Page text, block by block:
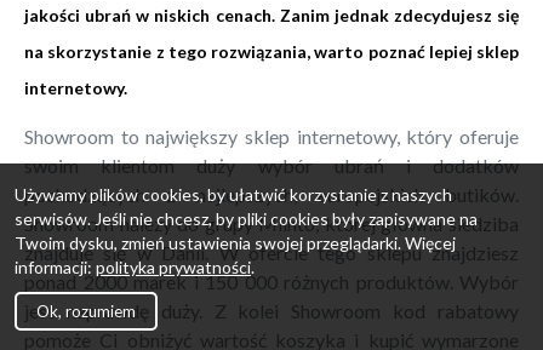
jakości ubrań w niskich cenach. Zanim jednak zdecydujesz się
na skorzystanie z tego rozwiązania, warto poznać lepiej sklep
internetowy.
Showroom to największy sklep internetowy, który oferuje
swoim klientom duży wybór ubrań i dodatków
pochodzących z najlepszych, europejskich butików.
Showroom należy do grupy Miinto, której główna siedziba
znajduje się w Danii. W ofercie tego sklepu znajdziesz
ponad 2000 marek i 150 000 różnych produktów. Wybór
jest naprawdę duży. Z kolei Showroom kod rabatowy
pomoże Ci obniżyć wartość koszyka i kupić wymarzone
Używamy plików cookies, by ułatwić korzystanie z naszych
serwisów. Jeśli nie chcesz, by pliki cookies były zapisywane na
Twoim dysku, zmień ustawienia swojej przeglądarki. Więcej
informacji: polityka prywatności.
Ok, rozumiem